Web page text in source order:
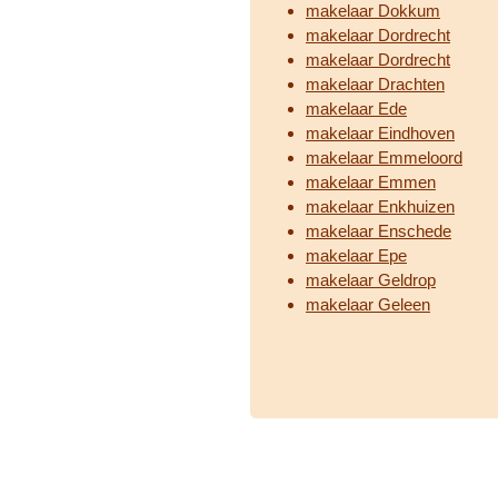
makelaar Dokkum
makelaar Dordrecht
makelaar Dordrecht
makelaar Drachten
makelaar Ede
makelaar Eindhoven
makelaar Emmeloord
makelaar Emmen
makelaar Enkhuizen
makelaar Enschede
makelaar Epe
makelaar Geldrop
makelaar Geleen